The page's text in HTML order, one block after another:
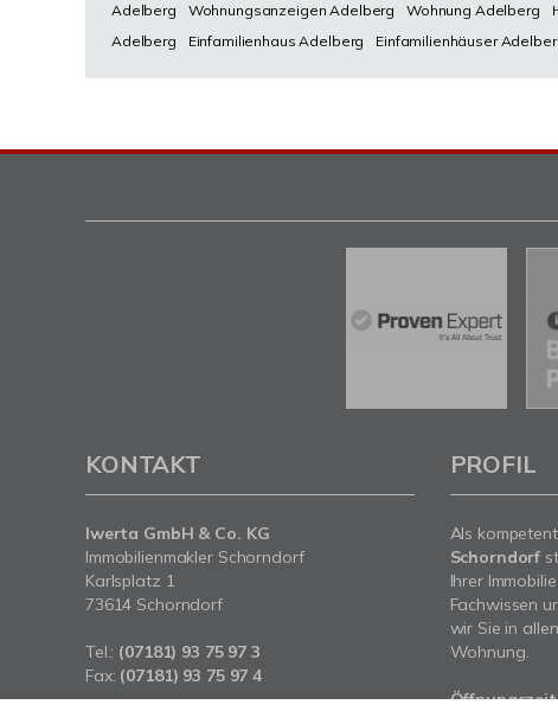
Adelberg
Wohnungsanzeigen Adelberg Wohnung Adelberg
Adelberg
Einfamilienhaus Adelberg Einfamilienhäuser
KONTAKT
Iwerta GmbH & Co. KG
Immobilienmakler Schorndorf
Karlsplatz 1
73614 Schorndorf
Tel.: (07181) 93 75 97 3
Fax: (07181) 93 75 97 4
PROFIL
Als
Schorndorf
Ihrer
Fachwissen
wir Sie in
Wohnung.